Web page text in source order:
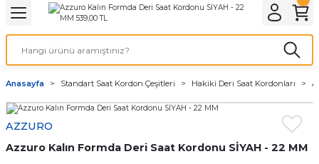
& ELEKTİRİK AYDINLATMA & ELEKTRİK
ve Cihaz Pilleri
ÇEŞİTLERİ
Kordon Çeşitleri
Kordonları
Anasayfa Standart Saat Kordon Çeşitleri Hakiki Deri Saat Kordonları
AZZURO
Azzuro Kalın Formda Deri Saat Kordonu SİYAH - 22 MM